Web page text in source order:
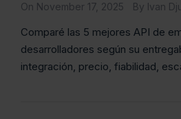
On November 17, 2025 By Ivan
Comparé las 5 mejores API de
desarrolladores según su
integración, precio, fiabilidad,